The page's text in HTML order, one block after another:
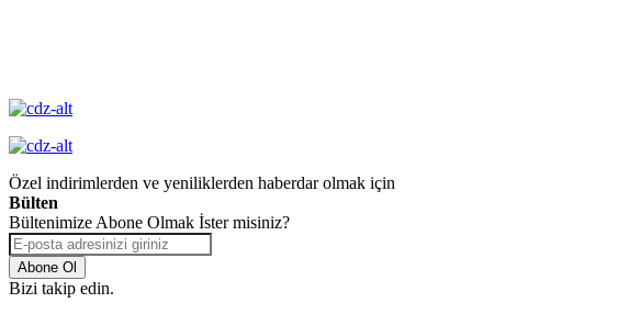
Özel indirimlerden ve yeniliklerden haberdar olmak için
Bülten
Bültenimize Abone Olmak İster misiniz?
Abone Ol
Bizi takip edin.